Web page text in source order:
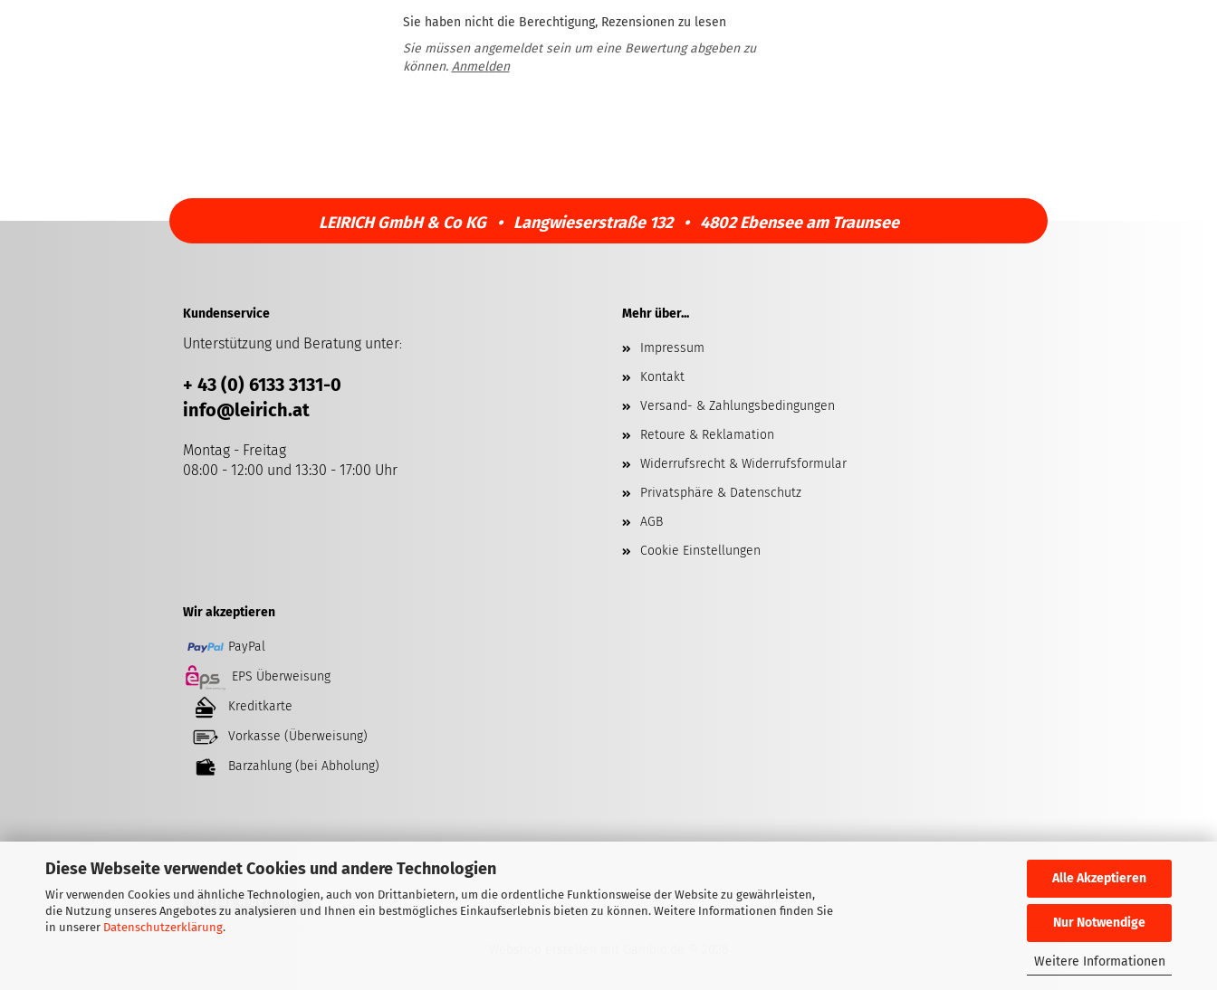
Diese Webseite verwendet Cookies und andere Technologien
Wir verwenden Cookies und ähnliche Technologien, auch von Drittanbietern, um die ordentliche Funktionsweise der Website zu gewährleisten,
die Nutzung unseres Angebotes zu analysieren und Ihnen ein bestmögliches Einkaufserlebnis bieten zu können. Weitere Informationen finden Sie
in unserer Datenschutzerklärung.
Alle Akzeptieren
Nur Notwendige
Weitere Informationen
Sie haben nicht die Berechtigung, Rezensionen zu lesen
Sie müssen angemeldet sein um eine Bewertung abgeben zu
können. Anmelden
LEIRICH GmbH & Co KG • Langwieserstraße 132 • 4802 Ebensee am Traunsee
Kundenservice
Unterstützung und Beratung unter:
+ 43 (0) 6133 3131-0
info@leirich.at
Montag - Freitag
08:00 - 12:00 und 13:30 - 17:00 Uhr
Mehr über...
Impressum
Kontakt
Versand- & Zahlungsbedingungen
Retoure & Reklamation
Widerrufsrecht & Widerrufsformular
Privatsphäre & Datenschutz
AGB
Cookie Einstellungen
Wir akzeptieren
PayPal
EPS Überweisung
Kreditkarte
Vorkasse (Überweisung)
Barzahlung (bei Abholung)
Vertrag widerrufen